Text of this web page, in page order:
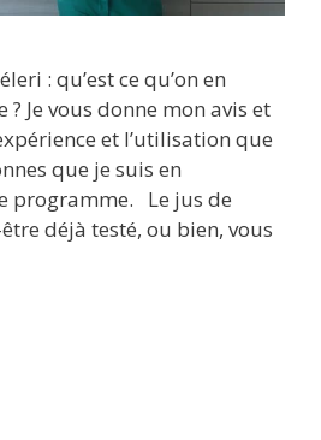
: qu’est ce qu’on en
Je vous donne mon avis et
et l’utilisation que
que je suis en
programme.⠀Le jus de
déjà testé, ou bien, vous